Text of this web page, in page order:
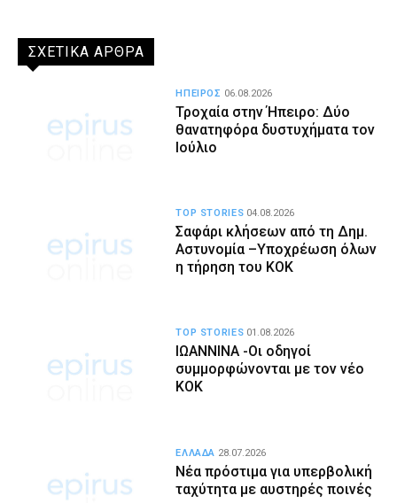
ΣΧΕΤΙΚΑ ΑΡΘΡΑ
Τροχαία στην Ήπειρο: Δύο
θανατηφόρα δυστυχήματα τον
Ιούλιο
ΗΠΕΙΡΟΣ 06.08.2026
Σαφάρι κλήσεων από τη Δημ.
Αστυνομία –Υποχρέωση όλων
η τήρηση του ΚΟΚ
TOP STORIES 04.08.2026
ΙΩΑΝΝΙΝΑ -Οι οδηγοί
συμμορφώνονται με τον νέο
ΚΟΚ
TOP STORIES 01.08.2026
Νέα πρόστιμα για υπερβολική
ταχύτητα με αυστηρές ποινές
ΕΛΛΑΔΑ 28.07.2026